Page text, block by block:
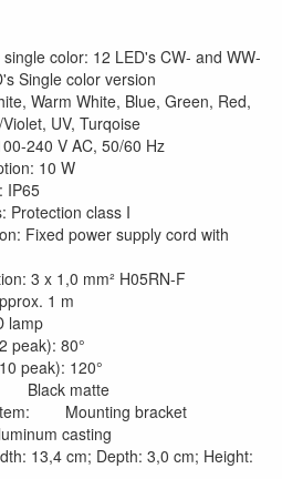
color: 12 LED's CW- and WW-
Single color version
Warm White, Blue, Green, Red,
UV, Turqoise
240 V AC, 50/60 Hz
10 W
IP65
Protection class I
Fixed power supply cord with
3 x 1,0 mm² H05RN-F
1 m
lamp
peak): 80°
peak): 120°
Black matte
Mounting bracket
casting
13,4 cm; Depth: 3,0 cm; Height: